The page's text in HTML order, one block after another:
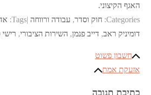
האגף הקיצוני.
Categories: חוק וסדר, עבודה ורווחה Tags:
דומיניק ראב, דייב פנמן, השירות הציבורי, רישי
ניווט
חשבון פשוט
אזעקת אמת